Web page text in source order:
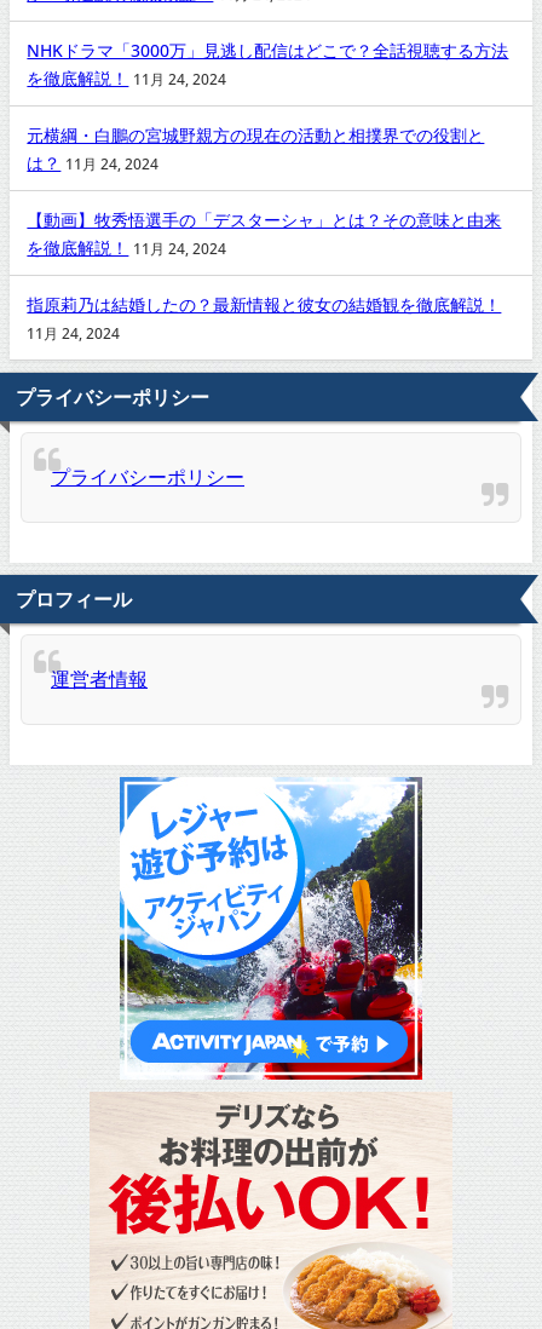
NHKドラマ「3000万」見逃し配信はどこで？全話視聴する方法
を徹底解説！
11月 24, 2024
元横綱・白鵬の宮城野親方の現在の活動と相撲界での役割と
は？ 11月 24, 2024
【動画】牧秀悟選手の「デスターシャ」とは？その意味と由来
を徹底解説！
11月 24, 2024
指原莉乃は結婚したの？最新情報と彼女の結婚観を徹底解説！
11月 24, 2024
プライバシーポリシー
プライバシーポリシー
プロフィール
運営者情報